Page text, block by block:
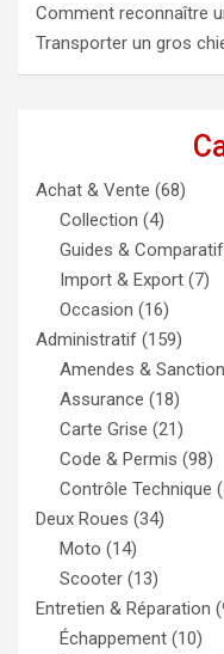
Comment reconnaître
Transporter un gros
Achat & Vente (68)
Collection (4)
Guides &
Import & Export (7)
Occasion (16)
Administratif (159)
Amendes &
Assurance (18)
Carte Grise (21)
Code & Permis (98)
Contrôle Technique
Deux Roues (34)
Moto (14)
Scooter (13)
Entretien & Réparation
Échappement (10)